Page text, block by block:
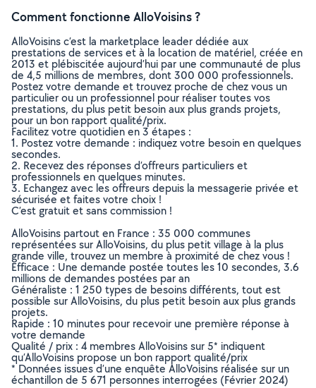
Comment fonctionne AlloVoisins ?
AlloVoisins c’est la marketplace leader dédiée aux
prestations de services et à la location de matériel, créée en
2013 et plébiscitée aujourd’hui par une communauté de plus
de 4,5 millions de membres, dont 300 000 professionnels.
Postez votre demande et trouvez proche de chez vous un
particulier ou un professionnel pour réaliser toutes vos
prestations, du plus petit besoin aux plus grands projets,
pour un bon rapport qualité/prix.
Facilitez votre quotidien en 3 étapes :
1. Postez votre demande : indiquez votre besoin en quelques
secondes.
2. Recevez des réponses d’offreurs particuliers et
professionnels en quelques minutes.
3. Echangez avec les offreurs depuis la messagerie privée et
sécurisée et faites votre choix !
C’est gratuit et sans commission !
AlloVoisins partout en France : 35 000 communes
représentées sur AlloVoisins, du plus petit village à la plus
grande ville, trouvez un membre à proximité de chez vous !
Efficace : Une demande postée toutes les 10 secondes, 3.6
millions de demandes postées par an
Généraliste : 1 250 types de besoins différents, tout est
possible sur AlloVoisins, du plus petit besoin aux plus grands
projets.
Rapide : 10 minutes pour recevoir une première réponse à
votre demande
Qualité / prix : 4 membres AlloVoisins sur 5* indiquent
qu’AlloVoisins propose un bon rapport qualité/prix
* Données issues d’une enquête AlloVoisins réalisée sur un
échantillon de 5 671 personnes interrogées (Février 2024)